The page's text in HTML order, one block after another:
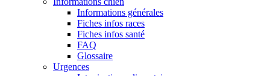
Informations générales
Fiches infos races
Fiches infos santé
FAQ
Glossaire
Urgences